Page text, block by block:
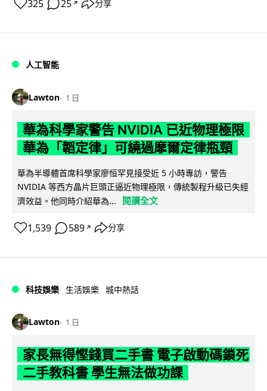
325 25 ↗ 分享
人工智能
Lawton 1 日
華為科學家警告 NVIDIA 已近物理極限
華為「韜定律」可繞過摩爾定律瓶頸
華為半導體首席科學家廖恒罕見接受近 5 小時專訪，警告
NVIDIA 等西方晶片巨頭正逼近物理極限，傳統製程升級已失經
濟效益。他同時介紹華為...
閱讀全文
1,539 589 ↗ 分享
科技娛樂 生活娛樂 城中熱話
Lawton 1 日
家長無得慳錢買二手書 電子啟動碼鎖死
二手教科書 學生無法做功課